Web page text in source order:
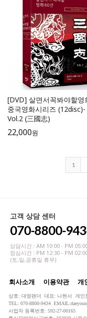
[DVD] 살면서꼭봐야할영
중국영화시리즈 (12disc)-
Vol.2 (三國志)
22,000원
1
고객 상담 센터
070-8800-
상담시간 : AM 10:00 - PM
점심시간 : PM 12:30 - PM
(토,일,공휴일 휴무)
회사소개 이용약관 개
상호: 대영팬더 대표: 나현서 개인
TEL: 070-8800-9434
사업자 등록번호: 592-27-00165